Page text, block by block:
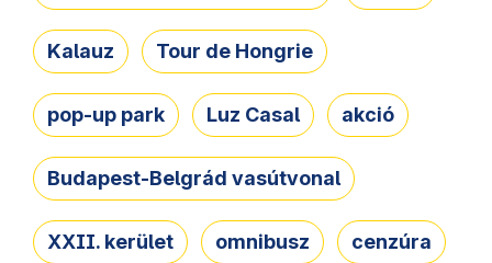
Kalauz Tour de Hongrie
pop-up park Luz Casal akció
Budapest-Belgrád vasútvonal
XXII. kerület omnibusz cenzúra